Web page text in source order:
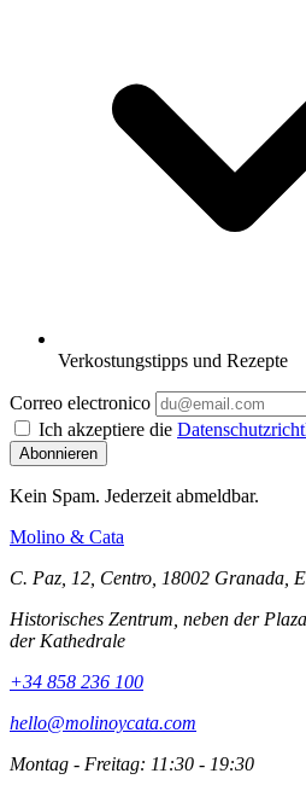
Verkostungstipps und Rezepte
Correo electronico
Ich akzeptiere die
Kein Spam. Jederzeit abmeldbar.
Molino & Cata
C. Paz, 12, Centro, 18002 Granada,
Historisches Zentrum, neben der
der Kathedrale
+34 858 236 100
hello@molinoycata.com
Montag - Freitag: 11:30 - 19:30